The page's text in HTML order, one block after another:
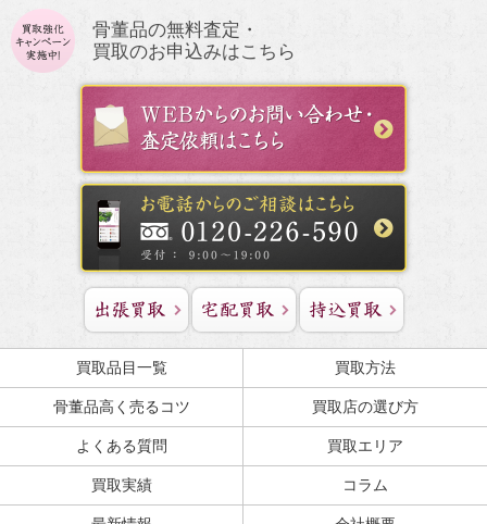
骨董品の無料査定・
買取のお申込みはこちら
買取品目一覧 買取方法
骨董品高く売るコツ 買取店の選び方
よくある質問 買取エリア
買取実績 コラム